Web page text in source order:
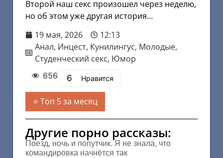
Второй наш секс произошел через неделю,
но об этом уже другая история…
19 мая, 2026
12:13
Анал, Инцест, Кунилингус, Молодые,
Студенческий секс, Юмор
656 6 Нравится
Топ 5 за месяц
Другие порно рассказы:
Поезд, ночь и попутчик. Я не знала, что
командировка начнётся так